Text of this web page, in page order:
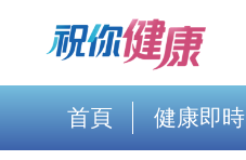
首頁 健康即時